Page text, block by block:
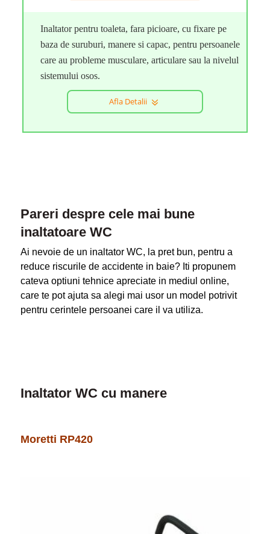
Inaltator pentru toaleta, fara picioare, cu fixare pe
baza de suruburi, manere si capac, pentru persoanele
care au probleme musculare, articulare sau la nivelul
sistemului osos.
Afla Detalii
Pareri despre cele mai bune
inaltatoare WC
Ai nevoie de un inaltator WC, la pret bun, pentru a
reduce riscurile de accidente in baie? Iti propunem
cateva optiuni tehnice apreciate in mediul online,
care te pot ajuta sa alegi mai usor un model potrivit
pentru cerintele persoanei care il va utiliza.
Inaltator WC cu manere
Moretti RP420